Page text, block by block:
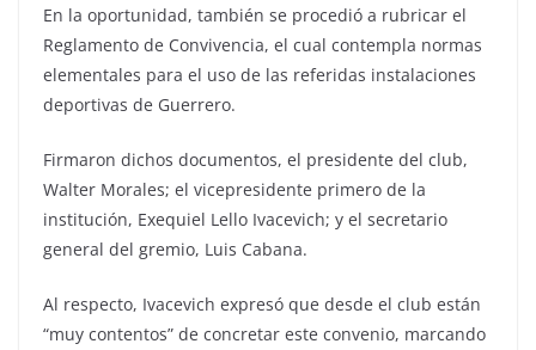
En la oportunidad, también se procedió a rubricar el
Reglamento de Convivencia, el cual contempla normas
elementales para el uso de las referidas instalaciones
deportivas de Guerrero.
Firmaron dichos documentos, el presidente del club,
Walter Morales; el vicepresidente primero de la
institución, Exequiel Lello Ivacevich; y el secretario
general del gremio, Luis Cabana.
Al respecto, Ivacevich expresó que desde el club están
“muy contentos” de concretar este convenio, marcando